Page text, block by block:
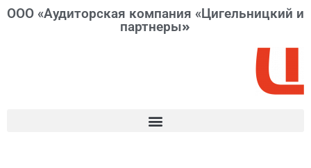
ООО «Аудиторская компания «Цигельницкий и
партнеры»